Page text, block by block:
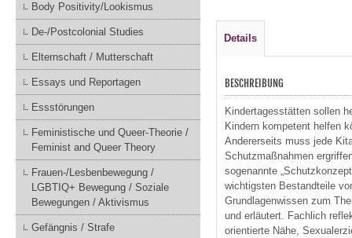
Body Positivity/Lookismus
De-/Postcolonial Studies
Elternschaft / Mutterschaft
Essays und Reportagen
Essstörungen
Feministische und Queer-Theorie /
Feminist and Queer Theory
Frauen-/Lesbenbewegung /
LGBTIQ+ Bewegung / Soziale
Bewegungen / Aktivismus
Gefängnis / Strafe
Details
BESCHREIBUNG
Kindertagesstätten sollen
Kindern kompetent helfen
Andererseits muss jede
Schutzmaßnahmen
sogenannte
wichtigsten Bestandteile
Grundlagenwissen zum
und erläutert. Fachlich
orientierte Nähe,